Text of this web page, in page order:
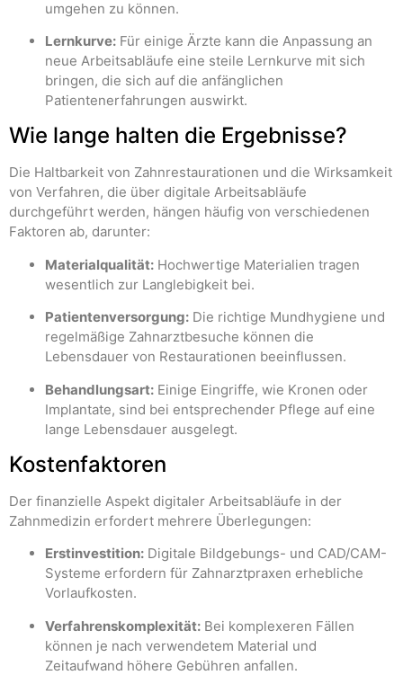
umgehen zu können.
Lernkurve: Für einige Ärzte kann die Anpassung an
neue Arbeitsabläufe eine steile Lernkurve mit sich
bringen, die sich auf die anfänglichen
Patientenerfahrungen auswirkt.
Wie lange halten die Ergebnisse?
Die Haltbarkeit von Zahnrestaurationen und die Wirksamkeit
von Verfahren, die über digitale Arbeitsabläufe
durchgeführt werden, hängen häufig von verschiedenen
Faktoren ab, darunter:
Materialqualität: Hochwertige Materialien tragen
wesentlich zur Langlebigkeit bei.
Patientenversorgung: Die richtige Mundhygiene und
regelmäßige Zahnarztbesuche können die
Lebensdauer von Restaurationen beeinflussen.
Behandlungsart: Einige Eingriffe, wie Kronen oder
Implantate, sind bei entsprechender Pflege auf eine
lange Lebensdauer ausgelegt.
Kostenfaktoren
Der finanzielle Aspekt digitaler Arbeitsabläufe in der
Zahnmedizin erfordert mehrere Überlegungen:
Erstinvestition: Digitale Bildgebungs- und CAD/CAM-
Systeme erfordern für Zahnarztpraxen erhebliche
Vorlaufkosten.
Verfahrenskomplexität: Bei komplexeren Fällen
können je nach verwendetem Material und
Zeitaufwand höhere Gebühren anfallen.